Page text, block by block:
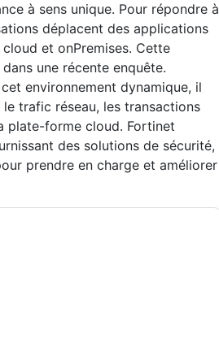
à sens unique. Pour répondre à
déplacent des applications
et onPremises. Cette
une récente enquête.
environnement dynamique, il
trafic réseau, les transactions
plate-forme cloud. Fortinet
des solutions de sécurité,
prendre en charge et améliorer